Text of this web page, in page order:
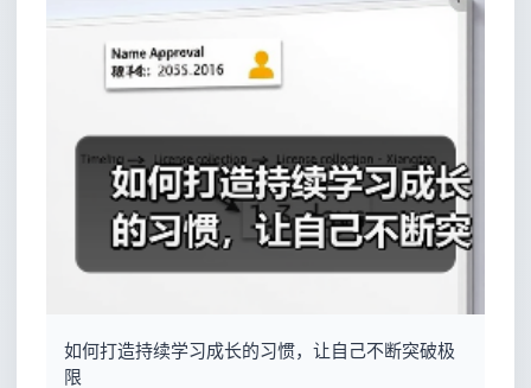
如何打造持续学习成长的习惯，让自己不断突破极
限